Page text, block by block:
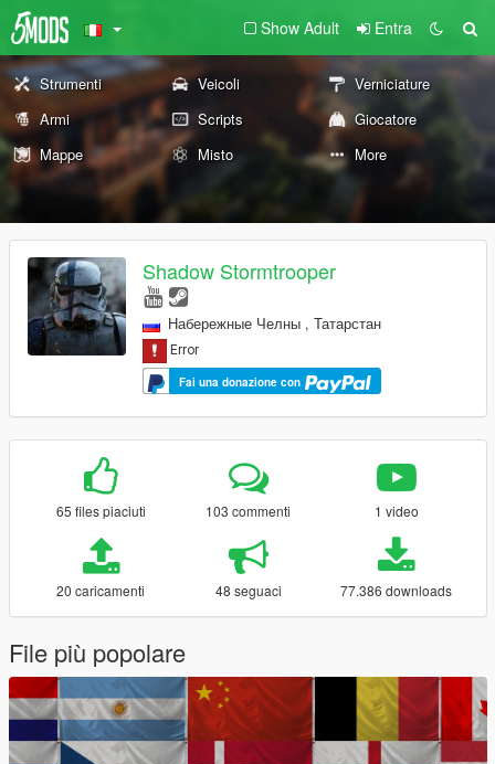
Show Adult Entra
Strumenti Veicoli
Verniciature
Armi
Scripts
Giocatore
Mappe
Misto More
Shadow Stormtrooper
Набережные Челны , Татарстан
Fai una donazione con
65 files piaciuti 103 commenti 1 video
20 caricamenti 48 seguaci 77.386 downloads
File più popolare